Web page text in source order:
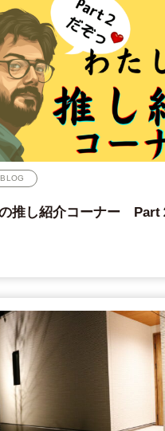
推し紹介コーナー Part